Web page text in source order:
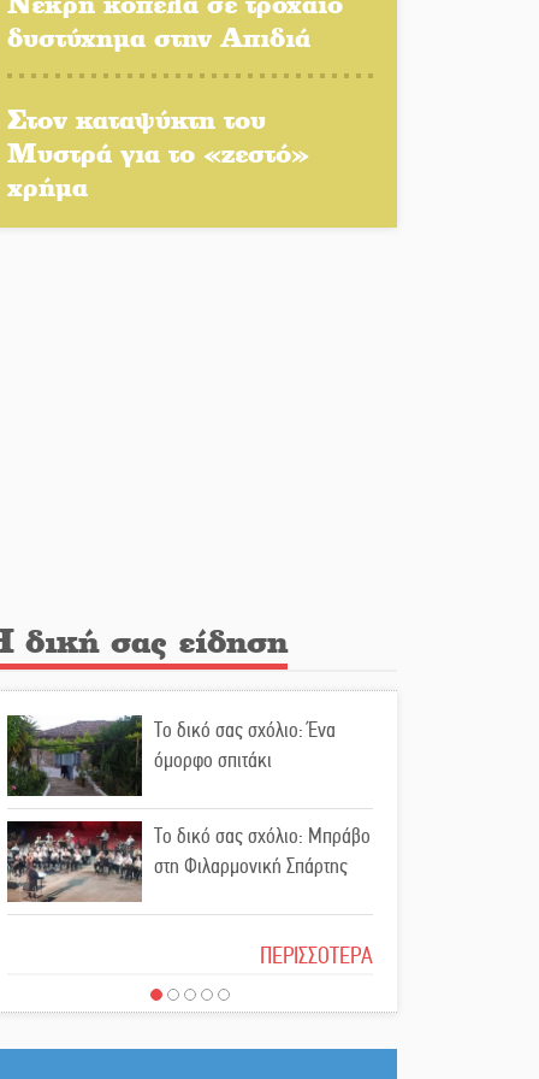
παγκόσμια Σπαρτιατόπουλα
Ζερβάκη
Εκδηλώσεις-δράσεις-
προθεσμίες στη Λακωνία
(ΣΥΝΕΧΗΣ ΑΝΑΝΕΩΣΗ)
Ποδοσφαιρικό αντάμωμα για
τους Κοκκινοραχίτες
Μάχης συνέχεια των 310 για
τη Λαϊκή Σπάρτης
Στον τελικό του
Πρωταθλήματος Ελλάδας
Beach Soccer ο Π.
Μαρτσούκος
δυστύχημα στην Απιδιά
Στον καταψύκτη του
Μυστρά για το «ζεστό»
χρήμα
δική σας είδηση
Το δικό σας σχόλιο: Ένα
όμορφο σπιτάκι
Το δικό σας σχόλιο: Μπράβο
στη Φιλαρμονική Σπάρτης
Το δικό σας σχόλιο: Σύντομη
απάντηση σε διθυράμβους
για το παλαιό Δικαστικό
ΠΕΡΙΣΣΟΤΕΡΑ